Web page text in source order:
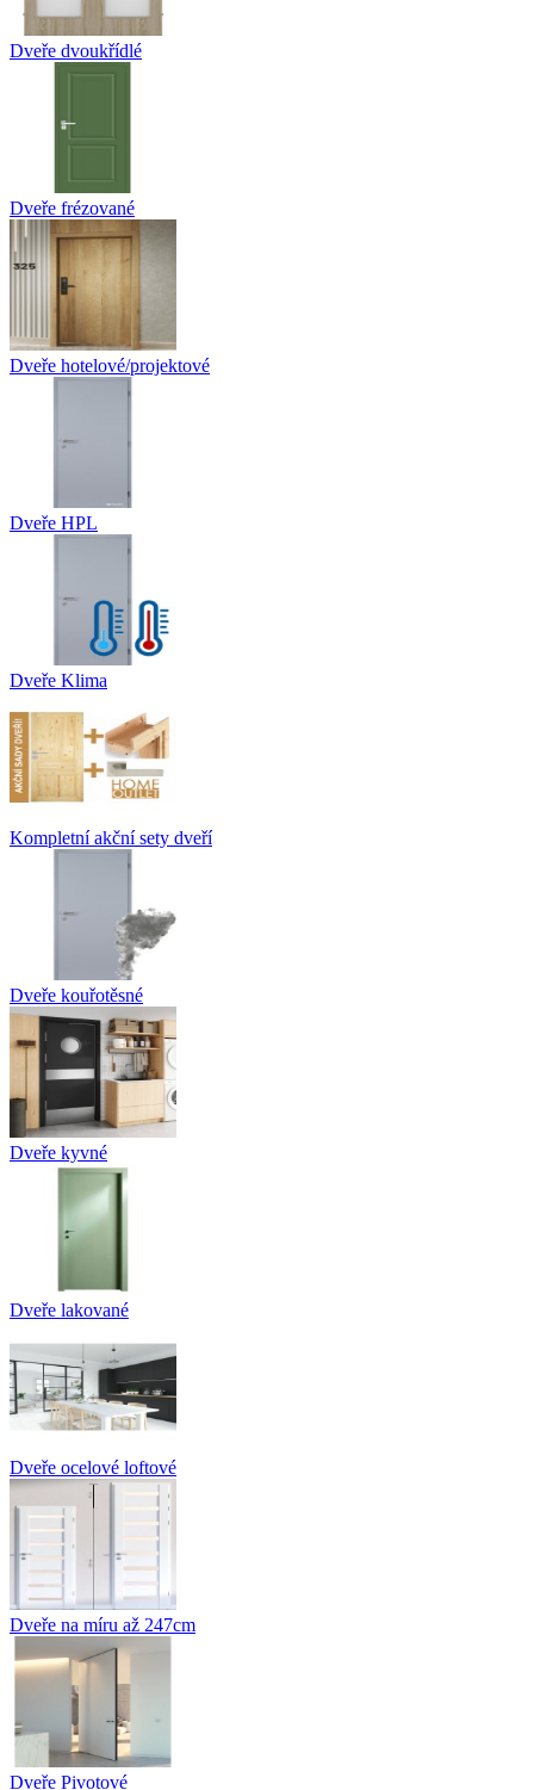
Dveře dvoukřídlé
Dveře frézované
Dveře hotelové/projektové
Dveře HPL
Dveře Klima
Kompletní akční sety dveří
Dveře kouřotěsné
Dveře kyvné
Dveře lakované
Dveře ocelové loftové
Dveře na míru až 247cm
Dveře Pivotové